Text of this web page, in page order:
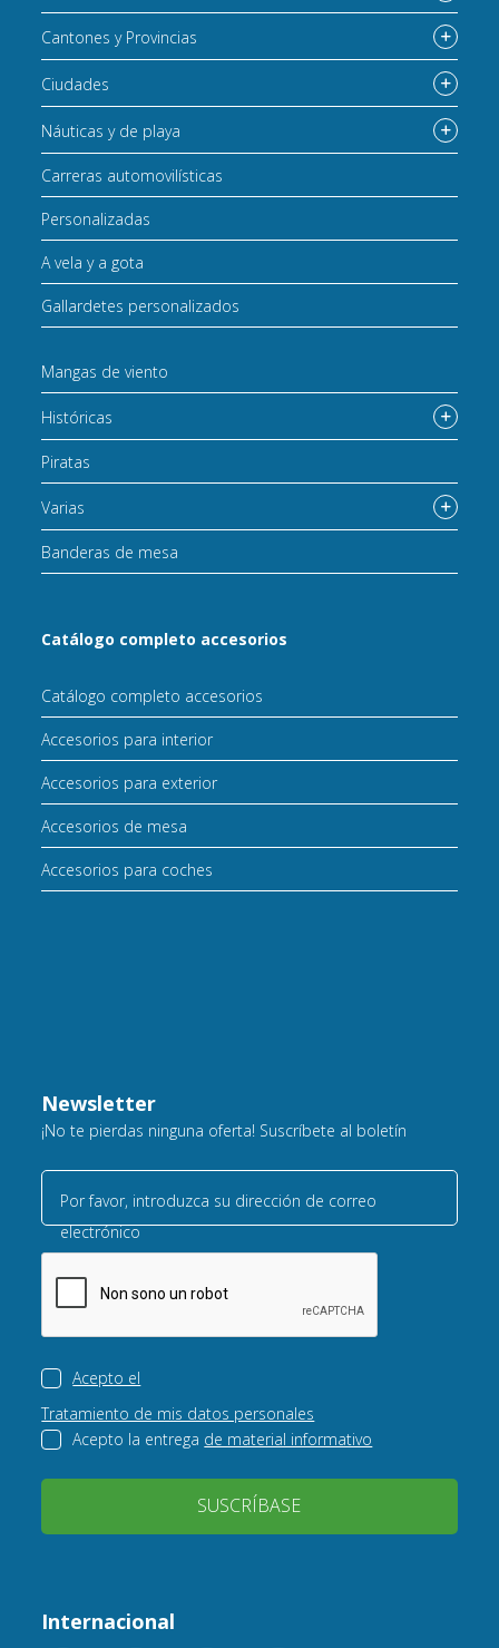
Cantones y Provincias
Ciudades
Náuticas y de playa
Carreras automovilísticas
Personalizadas
A vela y a gota
Gallardetes personalizados
Mangas de viento
Históricas
Piratas
Varias
Banderas de mesa
Catálogo completo accesorios
Catálogo completo accesorios
Accesorios para interior
Accesorios para exterior
Accesorios de mesa
Accesorios para coches
Newsletter
¡No te pierdas ninguna oferta! Suscríbete al boletín
Por favor, introduzca su dirección de correo
electrónico
Acepto el
Tratamiento de mis datos personales
Acepto la entrega de material informativo
SUSCRÍBASE
Internacional